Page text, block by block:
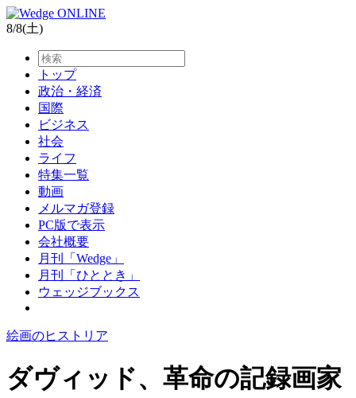
8/8(土)
トップ
政治・経済
国際
ビジネス
社会
ライフ
特集一覧
動画
メルマガ登録
PC版で表示
会社概要
月刊「Wedge」
月刊「ひととき」
ウェッジブックス
絵画のヒストリア
ダヴィッド、革命の記録画家